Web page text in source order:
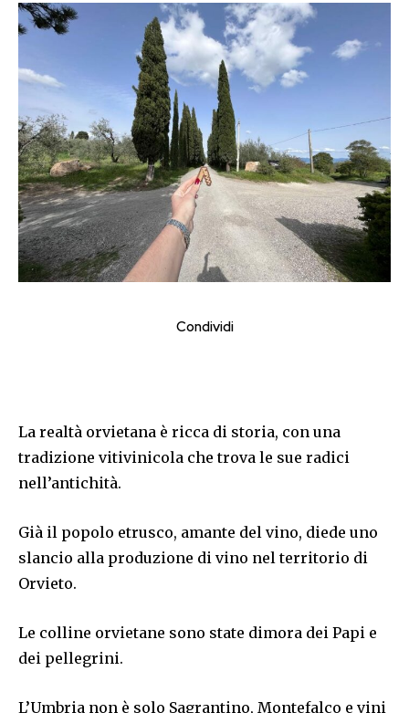
Condividi
La realtà orvietana è ricca di storia, con una
tradizione vitivinicola che trova le sue radici
nell’antichità.
Già il popolo etrusco, amante del vino, diede uno
slancio alla produzione di vino nel territorio di
Orvieto.
Le colline orvietane sono state dimora dei Papi e
dei pellegrini.
L’Umbria non è solo Sagrantino, Montefalco e vini